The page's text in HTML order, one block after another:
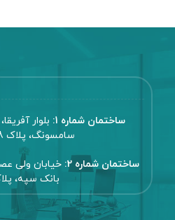
ساختمان شماره 1:
بلوار
سامسونگ، پلاک 8، طبقه 5
ساختمان شماره 2:
خیابان ولی
بانک سپه، پلاک